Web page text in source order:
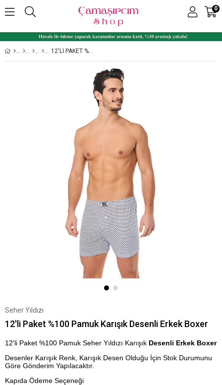
0
12'LI PAKET %100 PAMUK KARIŞIK DESENLI ERKEK BOXER
Seher Yıldızı
12'li Paket %100 Pamuk Karışık Desenli Erkek Boxer
12'li Paket %100 Pamuk Seher Yıldızı Karışık Desenli Erkek Boxer
Desenler Karışık Renk, Karışık Desen Olduğu İçin Stok Durumunu
Göre Gönderim Yapılacaktır.
Kapıda Ödeme Seçeneği